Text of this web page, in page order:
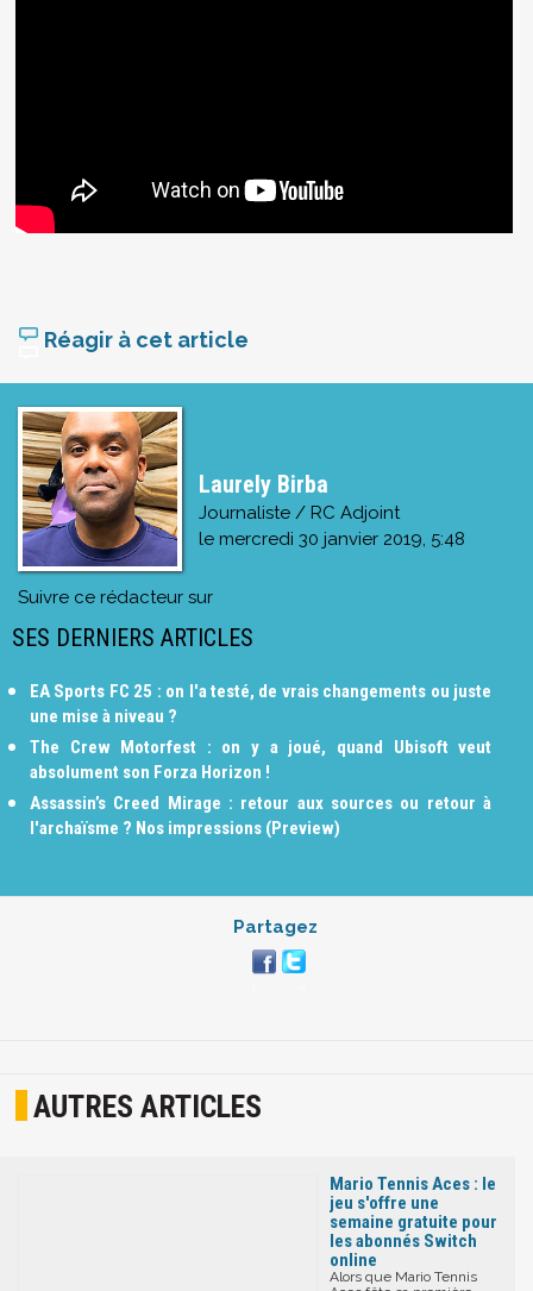
Réagir à cet article
Laurely Birba
Journaliste / RC Adjoint
le mercredi 30 janvier 2019, 5:48
Suivre ce rédacteur sur
SES DERNIERS ARTICLES
EA Sports FC 25 : on l'a testé, de vrais changements ou juste
une mise à niveau ?
The Crew Motorfest : on y a joué, quand Ubisoft veut
absolument son Forza Horizon !
Assassin’s Creed Mirage : retour aux sources ou retour à
l'archaïsme ? Nos impressions (Preview)
Partagez
AUTRES ARTICLES
Mario Tennis Aces : le
jeu s'offre une
semaine gratuite pour
les abonnés Switch
online
Alors que Mario Tennis